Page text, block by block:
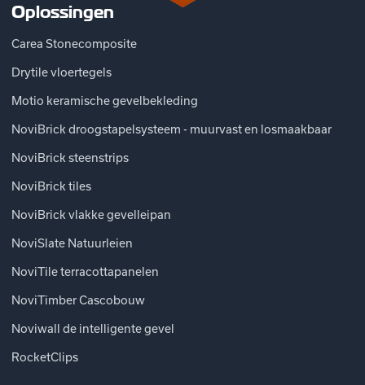
Oplossingen
Carea Stonecomposite
Drytile vloertegels
Motio keramische gevelbekleding
NoviBrick droogstapelsysteem - muurvast en losmaakbaar
NoviBrick steenstrips
NoviBrick tiles
NoviBrick vlakke gevelleipan
NoviSlate Natuurleien
NoviTile terracottapanelen
NoviTimber Cascobouw
Noviwall de intelligente gevel
RocketClips